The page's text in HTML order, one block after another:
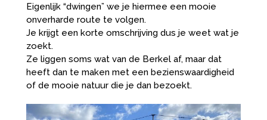
Eigenlijk “dwingen” we je hiermee een mooie
onverharde route te volgen.
Je krijgt een korte omschrijving dus je weet wat je
zoekt.
Ze liggen soms wat van de Berkel af, maar dat
heeft dan te maken met een bezienswaardigheid
of de mooie natuur die je dan bezoekt.